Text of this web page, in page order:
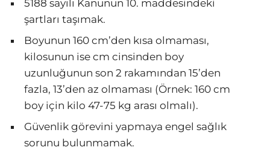
5188 sayılı Kanunun 10. maddesindeki
şartları taşımak.
Boyunun 160 cm’den kısa olmaması,
kilosunun ise cm cinsinden boy
uzunluğunun son 2 rakamından 15’den
fazla, 13’den az olmaması (Örnek: 160 cm
boy için kilo 47-75 kg arası olmalı).
Güvenlik görevini yapmaya engel sağlık
sorunu bulunmamak.